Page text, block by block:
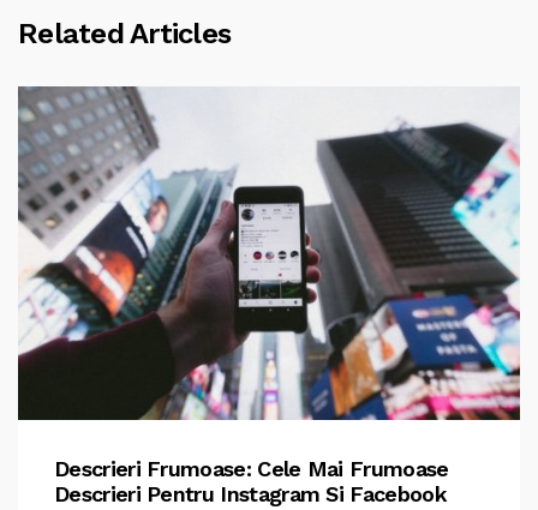
Related Articles
Descrieri Frumoase: Cele Mai Frumoase
Descrieri Pentru Instagram Si Facebook